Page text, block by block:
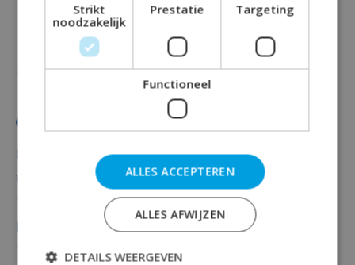
Categorieën
Versiering
Totaal thema feest
Decoratie
Thema's
Strikt
noodzakelijk
Prestatie Targeting
Functioneel
ALLES ACCEPTEREN
ALLES AFWIJZEN
DETAILS WEERGEVEN